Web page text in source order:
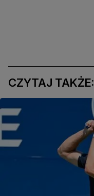
CZYTAJ TAKŻE: